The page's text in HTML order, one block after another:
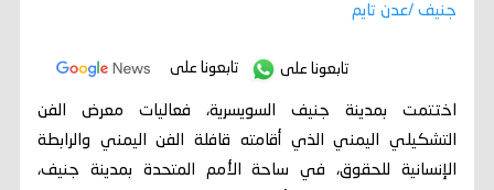
جنيف /عدن تايم
تابعونا على تابعونا على
اختتمت بمدينة جنيف السويسرية، فعاليات معرض الفن
التشكيلي اليمني الذي أقامته قافلة الفن اليمني والرابطة
الإنسانية للحقوق، في ساحة الأمم المتحدة بمدينة جنيف،